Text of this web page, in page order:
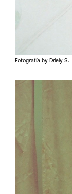
Fotografía by Driely S.